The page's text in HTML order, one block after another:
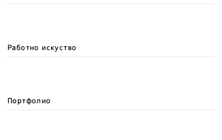
Работно искуство
Портфолио